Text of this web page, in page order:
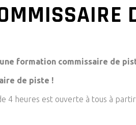
formation commissaire de
de piste !
4 heures est ouverte à tous à